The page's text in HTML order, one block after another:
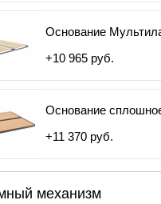
Основание
+10 965 руб.
Основание
+11 370 руб.
механизм